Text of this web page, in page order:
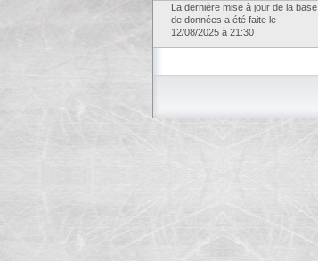
La dernière mise à jour de la base
de données a été faite le
12/08/2025 à 21:30